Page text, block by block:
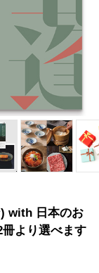
with 日本のお
より選べます